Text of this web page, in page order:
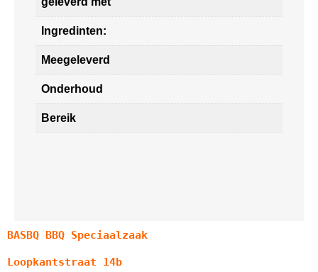
Ingredinten:
Meegeleverd
Onderhoud
Bereik
BASBQ BBQ Speciaalzaak
Loopkantstraat 14b